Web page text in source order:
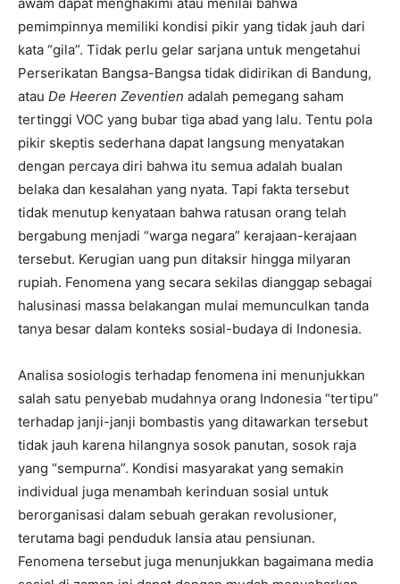
pemimpinnya memiliki kondisi pikir yang tidak jauh dari
kata “gila”. Tidak perlu gelar sarjana untuk mengetahui
Perserikatan Bangsa-Bangsa tidak didirikan di Bandung,
atau De Heeren Zeventien adalah pemegang saham
tertinggi VOC yang bubar tiga abad yang lalu. Tentu pola
pikir skeptis sederhana dapat langsung menyatakan
dengan percaya diri bahwa itu semua adalah bualan
belaka dan kesalahan yang nyata. Tapi fakta tersebut
tidak menutup kenyataan bahwa ratusan orang telah
bergabung menjadi “warga negara” kerajaan-kerajaan
tersebut. Kerugian uang pun ditaksir hingga milyaran
rupiah. Fenomena yang secara sekilas dianggap sebagai
halusinasi massa belakangan mulai memunculkan tanda
tanya besar dalam konteks sosial-budaya di Indonesia.
Analisa sosiologis terhadap fenomena ini menunjukkan
salah satu penyebab mudahnya orang Indonesia “tertipu”
terhadap janji-janji bombastis yang ditawarkan tersebut
tidak jauh karena hilangnya sosok panutan, sosok raja
yang “sempurna”. Kondisi masyarakat yang semakin
individual juga menambah kerinduan sosial untuk
berorganisasi dalam sebuah gerakan revolusioner,
terutama bagi penduduk lansia atau pensiunan.
Fenomena tersebut juga menunjukkan bagaimana media